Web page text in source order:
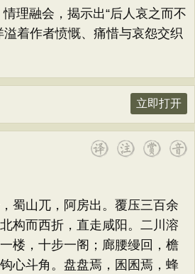
理融会，揭示出“后人哀之而不
溢着作者愤慨、痛惜与哀怨交织
立即打开
山兀，阿房出。覆压三百余
构而西折，直走咸阳。二川溶
楼，十步一阁；廊腰缦回，檐
心斗角。盘盘焉，囷囷焉，蜂